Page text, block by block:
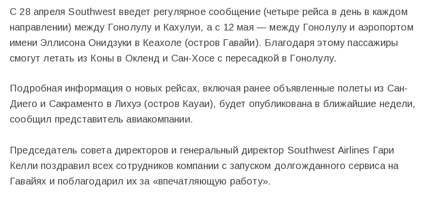
С 28 апреля Southwest введет регулярное сообщение (четыре рейса в день в каждом
направлении) между Гонолулу и Кахулуи, а с 12 мая — между Гонолулу и аэропортом
имени Эллисона Онидзуки в Кеахоле (остров Гавайи). Благодаря этому пассажиры
смогут летать из Коны в Окленд и Сан-Хосе с пересадкой в Гонолулу.
Подробная информация о новых рейсах, включая ранее объявленные полеты из Сан-
Диего и Сакраменто в Лихуэ (остров Кауаи), будет опубликована в ближайшие недели,
сообщил представитель авиакомпании.
Председатель совета директоров и генеральный директор Southwest Airlines Гари
Келли поздравил всех сотрудников компании с запуском долгожданного сервиса на
Гавайях и поблагодарил их за «впечатляющую работу».